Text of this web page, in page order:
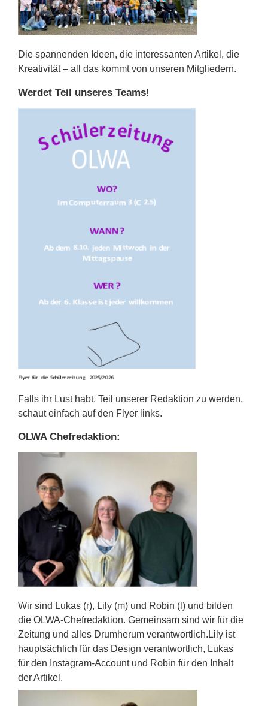
Die spannenden Ideen, die interessanten Artikel, die
Kreativität – all das kommt von unseren Mitgliedern.
Werdet Teil unseres Teams!
Falls ihr Lust habt, Teil unserer Redaktion zu werden,
schaut einfach auf den Flyer links.
OLWA Chefredaktion:
Wir sind Lukas (r), Lily (m) und Robin (l) und bilden
die OLWA-Chefredaktion. Gemeinsam sind wir für die
Zeitung und alles Drumherum verantwortlich.Lily ist
hauptsächlich für das Design verantwortlich, Lukas
für den Instagram-Account und Robin für den Inhalt
der Artikel.